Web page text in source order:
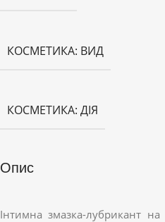
КОСМЕТИКА: ВИД
КОСМЕТИКА: ДІЯ
Опис
Інтимна змазка-лубрикант